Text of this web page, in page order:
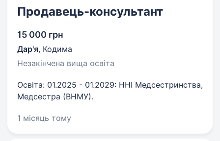
Продавець-консультант
15 000 грн
Дар'я, Кодима
Незакінчена вища освіта
Освіта: 01.2025 - 01.2029: ННІ Медсестринства,
Медсестра (ВНМУ).
1 місяць тому